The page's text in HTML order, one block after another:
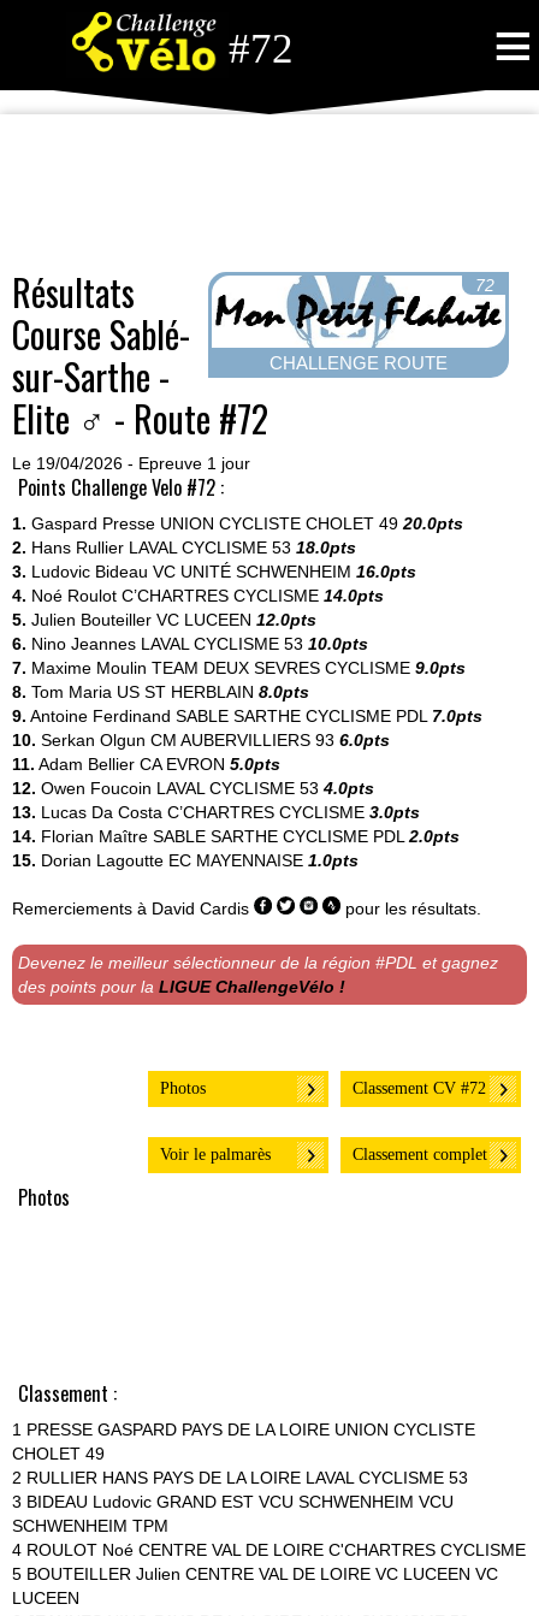
#72 ≡
72
CHALLENGE ROUTE
Résultats
Course Sablé-
sur-Sarthe -
Elite ♂ - Route #72
Le 19/04/2026 - Epreuve 1 jour
Points Challenge Velo #72 :
1. Gaspard Presse UNION CYCLISTE CHOLET 49 20.0pts
2. Hans Rullier LAVAL CYCLISME 53 18.0pts
3. Ludovic Bideau VC UNITÉ SCHWENHEIM 16.0pts
4. Noé Roulot C’CHARTRES CYCLISME 14.0pts
5. Julien Bouteiller VC LUCEEN 12.0pts
6. Nino Jeannes LAVAL CYCLISME 53 10.0pts
7. Maxime Moulin TEAM DEUX SEVRES CYCLISME 9.0pts
8. Tom Maria US ST HERBLAIN 8.0pts
9. Antoine Ferdinand SABLE SARTHE CYCLISME PDL 7.0pts
10. Serkan Olgun CM AUBERVILLIERS 93 6.0pts
11. Adam Bellier CA EVRON 5.0pts
12. Owen Foucoin LAVAL CYCLISME 53 4.0pts
13. Lucas Da Costa C’CHARTRES CYCLISME 3.0pts
14. Florian Maître SABLE SARTHE CYCLISME PDL 2.0pts
15. Dorian Lagoutte EC MAYENNAISE 1.0pts
Remerciements à David Cardis pour les résultats.
Devenez le meilleur sélectionneur de la région #PDL et gagnez
des points pour la LIGUE ChallengeVélo !
Classement CV #72
Photos
Classement complet
Voir le palmarès
Photos
Classement :
1 PRESSE GASPARD PAYS DE LA LOIRE UNION CYCLISTE
CHOLET 49
2 RULLIER HANS PAYS DE LA LOIRE LAVAL CYCLISME 53
3 BIDEAU Ludovic GRAND EST VCU SCHWENHEIM VCU
SCHWENHEIM TPM
4 ROULOT Noé CENTRE VAL DE LOIRE C'CHARTRES CYCLISME
5 BOUTEILLER Julien CENTRE VAL DE LOIRE VC LUCEEN VC
LUCEEN